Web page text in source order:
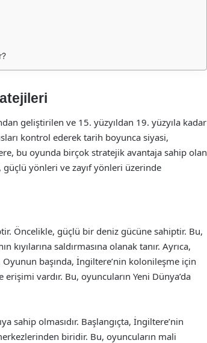
geliştirilen ve 15. yüzyıldan 19. yüzyıla kadar
kontrol ederek tarih boyunca siyasi,
bu oyunda birçok stratejik avantaja sahip olan
yönleri ve zayıf yönleri üzerinde
Öncelikle, güçlü bir deniz gücüne sahiptir. Bu,
saldırmasına olanak tanır. Ayrıca,
başında, İngiltere’nin kolonileşme için
vardır. Bu, oyuncuların Yeni Dünya’da
sahip olmasıdır. Başlangıçta, İngiltere’nin
biridir. Bu, oyuncuların mali